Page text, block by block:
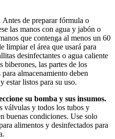
Antes de preparar fórmula o
las manos con agua y jabón o
que contenga al menos un 60
limpiar el área que usará para
desinfectantes o agua caliente
las partes de los
almacenamiento deben
estar listos para su uso.
su bomba y sus insumos.
válvulas y todos los tubos y
buenas condiciones. Use solo
alimentos y desinfectados para